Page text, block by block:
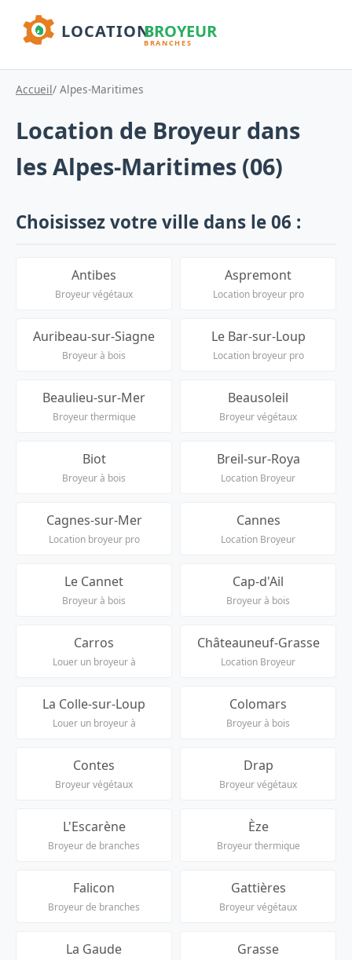
Accueil/ Alpes-Maritimes
Location de Broyeur dans
les Alpes-Maritimes (06)
Choisissez votre ville dans le 06 :
Antibes
Broyeur végétaux
Aspremont
Location broyeur pro
Auribeau-sur-Siagne
Broyeur à bois
Le Bar-sur-Loup
Location broyeur pro
Beaulieu-sur-Mer
Broyeur thermique
Beausoleil
Broyeur végétaux
Biot
Broyeur à bois
Breil-sur-Roya
Location Broyeur
Cagnes-sur-Mer
Location broyeur pro
Cannes
Location Broyeur
Le Cannet
Broyeur à bois
Cap-d'Ail
Broyeur à bois
Carros
Louer un broyeur à
Châteauneuf-Grasse
Location Broyeur
La Colle-sur-Loup
Louer un broyeur à
Colomars
Broyeur à bois
Contes
Broyeur végétaux
Drap
Broyeur végétaux
L'Escarène
Broyeur de branches
Èze
Broyeur thermique
Falicon
Broyeur de branches
Gattières
Broyeur végétaux
La Gaude Grasse